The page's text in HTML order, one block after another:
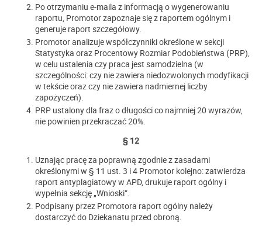
Po otrzymaniu e-maila z informacją o wygenerowaniu
raportu, Promotor zapoznaje się z raportem ogólnym i
generuje raport szczegółowy.
Promotor analizuje współczynniki określone w sekcji
Statystyka oraz Procentowy Rozmiar Podobieństwa (PRP),
w celu ustalenia czy praca jest samodzielna (w
szczególności: czy nie zawiera niedozwolonych modyfikacji
w tekście oraz czy nie zawiera nadmiernej liczby
zapożyczeń).
PRP ustalony dla fraz o długości co najmniej 20 wyrazów,
nie powinien przekraczać 20%.
§ 12
Uznając pracę za poprawną zgodnie z zasadami
określonymi w § 11 ust. 3 i 4 Promotor kolejno: zatwierdza
raport antyplagiatowy w APD, drukuje raport ogólny i
wypełnia sekcję „Wnioski”.
Podpisany przez Promotora raport ogólny należy
dostarczyć do Dziekanatu przed obroną.